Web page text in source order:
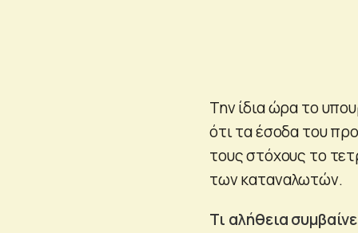
Την ίδια ώρα το
ότι τα έσοδα του
τους στόχους το
των καταναλωτών.
Τι αλήθεια